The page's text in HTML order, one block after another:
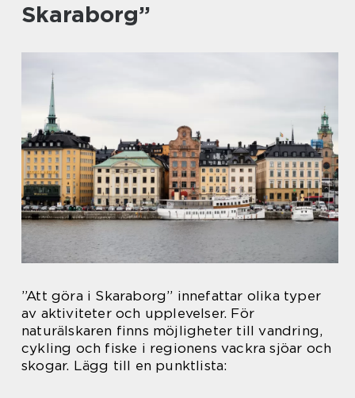
Skaraborg”
”Att göra i Skaraborg” innefattar olika typer
av aktiviteter och upplevelser. För
naturälskaren finns möjligheter till vandring,
cykling och fiske i regionens vackra sjöar och
skogar. Lägg till en punktlista: